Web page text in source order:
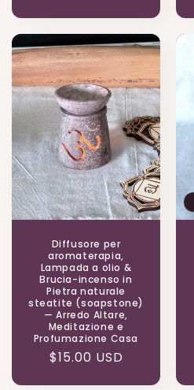
Diffusore per
aromaterapia,
Lampada a olio &
Brucia-incenso in
Pietra naturale
steatite (soapstone)
— Arredo Altare,
Meditazione e
Profumazione Casa
Prezzo
$15.00 USD